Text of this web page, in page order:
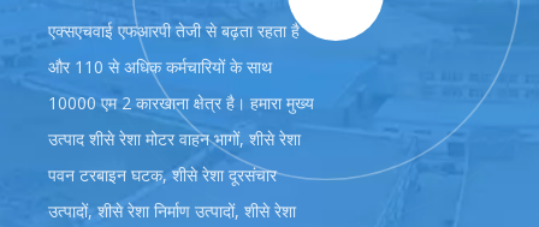
एक्सएचवाई एफआरपी तेजी से बढ़ता रहता है
और 110 से अधिक कर्मचारियों के साथ
10000 एम 2 कारखाना क्षेत्र है। हमारा मुख्य
उत्पाद शीसे रेशा मोटर वाहन भागों, शीसे रेशा
पवन टरबाइन घटक, शीसे रेशा दूरसंचार
उत्पादों, शीसे रेशा निर्माण उत्पादों, शीसे रेशा